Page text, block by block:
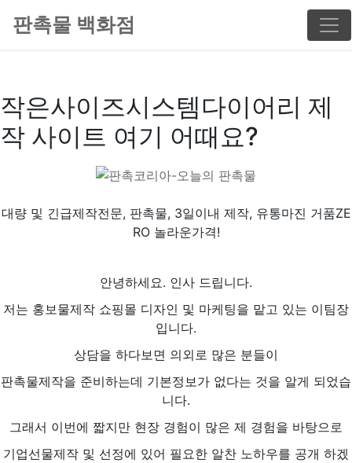
판촉물 백화점
작은사이즈시스템다이어리 제
작 사이트 여기 어때요?
대량 및 긴급제작전문, 판촉물, 3일이내 제작, 유통마진 거품ZE
RO 놀라운가격!
안녕하세요. 인사 드립니다.
저는 홍보물제작 쇼핑몰 디자인 및 마케팅을 맡고 있는 이팀장
입니다.
상담을 하다보면 의외로 많은 분들이
판촉물제작을 준비하는데 기본정보가 없다는 것을 알게 되었습
니다.
그래서 이번에 짧지만 현장 경험이 많은 제 경험을 바탕으로
기업선물제작 및 선정에 있어 필요한 알찬 노하우를 공개 하겠